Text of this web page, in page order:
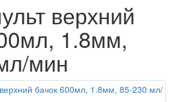
верхний
1.8мм,
мин